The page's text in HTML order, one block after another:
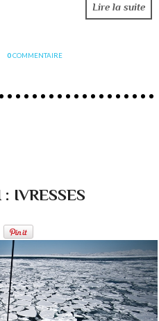
Lire la suite
0 COMMENTAIRE
IVRESSES